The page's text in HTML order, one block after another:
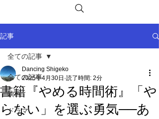
記事
全ての記事
映画
ドラマ
全ての記事
書籍『やめる時間術』「や
らない」を選ぶ勇気──あ
Dancing Shigeko
2025年4月30日 読了時間: 2分